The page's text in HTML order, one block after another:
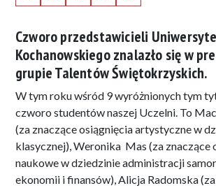
Czworo przedstawicieli
Kochanowskiego znalazło się w
grupie Talentów Świętokrzyskich.
W tym roku wśród 9 wyróżnionych tym
czworo studentów naszej Uczelni. To
(za znaczące osiągnięcia artystyczne w
klasycznej), Weronika Mas (za znaczące
naukowe w dziedzinie administracji
ekonomii i finansów), Alicja Radomska